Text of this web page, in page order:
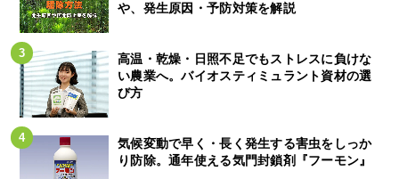
や、発生原因・予防対策を解説
高温・乾燥・日照不足でもストレスに負けな
い農業へ。バイオスティミュラント資材の選
び方
気候変動で早く・長く発生する害虫をしっか
り防除。通年使える気門封鎖剤『フーモン』